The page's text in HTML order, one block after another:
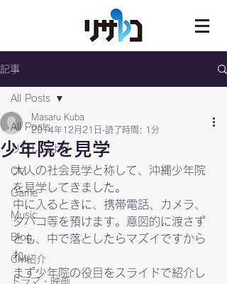
記事
All Posts
リサレコより
CM
Game
Music
Blog
CM紹介
ドラマ・映画
All Posts
少年院を見学
Masaru Kuba
2014年12月21日 読了時間: 1分
大人の社会見学と称して、沖縄少年院
を見学してきました。
中に入るときに、携帯電話、カメラ、
タバコ等を預けます。意図的に渡さず
とも、中で落としたらマズイですから
ね。
まず少年院の役目をスライドで紹介し